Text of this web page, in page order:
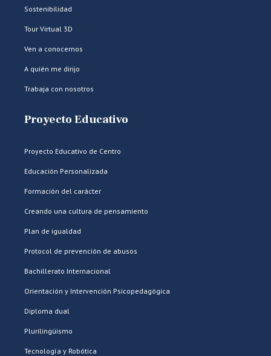
Sostenibilidad
Tour Virtual 3D
Ven a conocernos
A quién me dirijo
Trabaja con nosotros
Proyecto Educativo
Proyecto Educativo de Centro
Educación Personalizada
Formación del carácter
Creando una cultura de pensamiento
Plan de igualdad
Protocol de prevención de abusos
Bachillerato Internacional
Orientación y Intervención Psicopedagógica
Diploma dual
Plurilingüismo
Tecnología y Robótica